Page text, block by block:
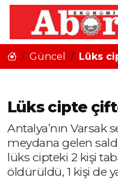
Güncel Lüks
Lüks cipte
Antalya’nın Varsak
meydana gelen
lüks cipteki 2 kişi
öldürüldü, 1 kişi de